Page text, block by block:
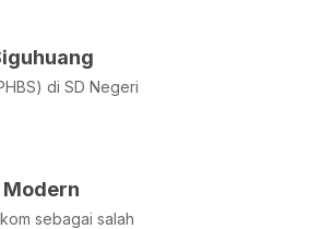
di SD Negeri
Modern
sebagai salah